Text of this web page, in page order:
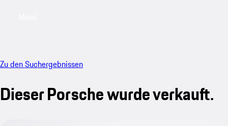
Zu den Suchergebnissen
Dieser Porsche wurde verkauft.